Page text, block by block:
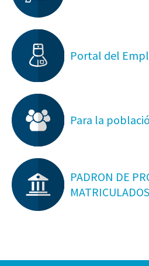
Portal del
Para la
PADRON DE
MATRICULADOS